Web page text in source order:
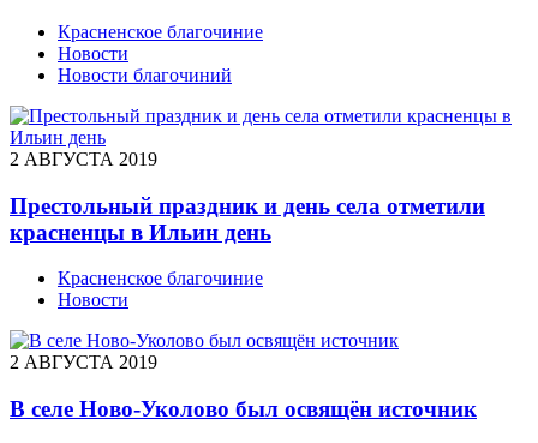
Красненское благочиние
Новости
Новости благочиний
2 АВГУСТА 2019
Престольный праздник и день села отметили
красненцы в Ильин день
Красненское благочиние
Новости
2 АВГУСТА 2019
В селе Ново-Уколово был освящён источник